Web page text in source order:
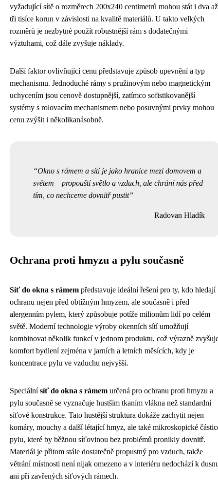
vyžadující sítě o rozměrech 200x240 centimetrů mohou stát i dva až
tři tisíce korun v závislosti na kvalitě materiálů. U takto velkých
rozměrů je nezbytné použít robustnější rám s dodatečnými
výztuhami, což dále zvyšuje náklady.
Další faktor ovlivňující cenu představuje způsob upevnění a typ
mechanismu. Jednoduché rámy s pružinovým nebo magnetickým
uchycením jsou cenově dostupnější, zatímco sofistikovanější
systémy s rolovacím mechanismem nebo posuvnými prvky mohou
cenu zvýšit i několikanásobně.
Okno s rámem a sítí je jako hranice mezi domovem a
světem – propouští světlo a vzduch, ale chrání nás před
tím, co nechceme dovnitř pustit
Radovan Hladík
Ochrana proti hmyzu a pylu současně
Síť do okna s rámem představuje ideální řešení pro ty, kdo hledají
ochranu nejen před obtížným hmyzem, ale současně i před
alergenním pylem, který způsobuje potíže milionům lidí po celém
světě. Moderní technologie výroby okenních sítí umožňují
kombinovat několik funkcí v jednom produktu, což výrazně
komfort bydlení zejména v jarních a letních měsících, kdy je
koncentrace pylu ve vzduchu nejvyšší.
Speciálnísíť do okna s rámem určená pro ochranu proti hmyzu a
pylu současně se vyznačuje hustším tkaním vlákna než standardní
síťové konstrukce. Tato hustější struktura dokáže zachytit nejen
komáry, mouchy a další létající hmyz, ale také mikroskopické
pylu, které by běžnou síťovinou bez problémů pronikly dovnitř.
Materiál je přitom stále dostatečně propustný pro vzduch, takže
větrání místnosti není nijak omezeno a v interiéru nedochází k
ani při zavřených síťových rámech.